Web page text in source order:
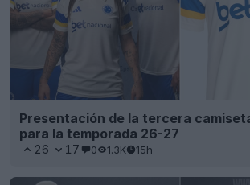
Presentación de la tercera
para la temporada 26-27
26 17 0 1.3K 15h